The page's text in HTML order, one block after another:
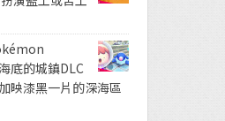
底的城鎮DLC
映漆黑一片的深海區